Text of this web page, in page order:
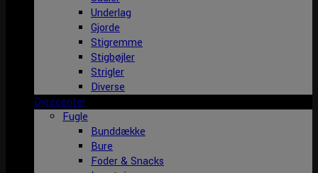
Underlag
Gjorde
Stigremme
Stigbøjler
Strigler
Diverse
Dyrecenter
Fugle
Bunddække
Bure
Foder & Snacks